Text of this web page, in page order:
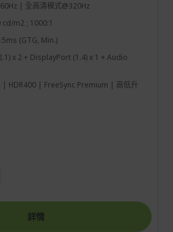
| 全高清模式@320Hz
cd/m2 ; 1000:1
(GTG, Min.)
x 2 + DisplayPort (1.4) x 1 + Audio
| HDR400 | FreeSync Premium | 高低升
詳情